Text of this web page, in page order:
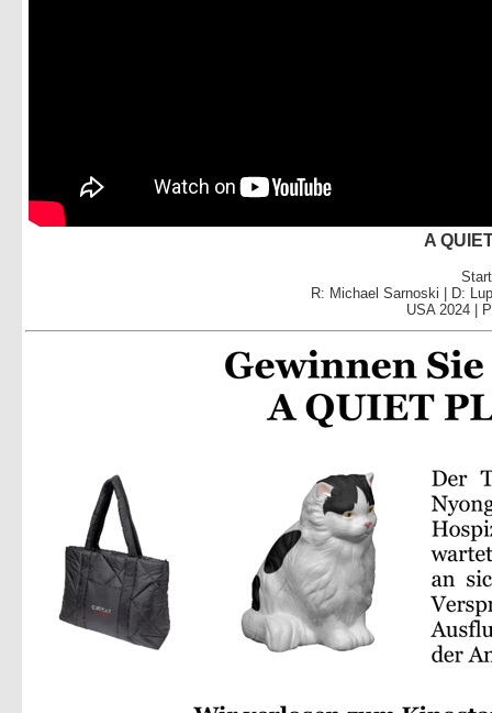
A
R: Michael Sarnoski | D:
USA 2024 |